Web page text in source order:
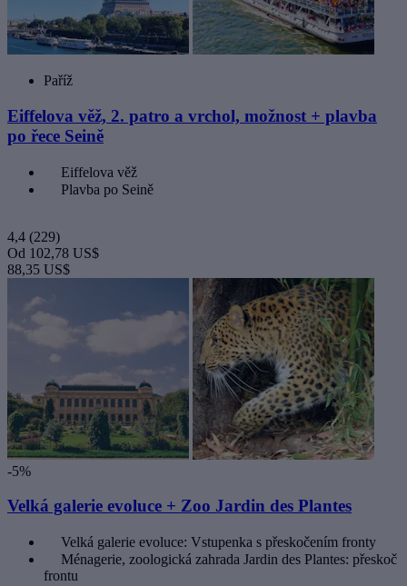
Paříž
Eiffelova věž, 2. patro a vrchol, možnost + plavba
po řece Seině
Eiffelova věž
Plavba po Seině
4,4 (229)
Od 102,78 US$
88,35 US$
-5%
Velká galerie evoluce + Zoo Jardin des Plantes
Velká galerie evoluce: Vstupenka s přeskočením fronty
Ménagerie, zoologická zahrada Jardin des Plantes: přeskoč
frontu